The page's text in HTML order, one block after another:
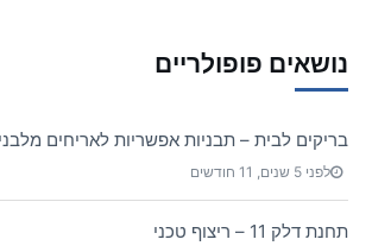
נושאים פופולריים
בריקים לבית – תבניות אפשריות לאריחים
לפני 5 שנים, 11 חודשים
תחנת דלק 11 – ריצוף טכני